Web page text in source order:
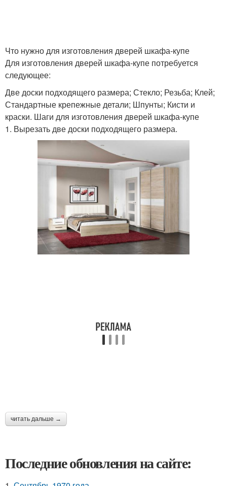
Что нужно для изготовления дверей шкафа-купе
Для изготовления дверей шкафа-купе потребуется
следующее:
Две доски подходящего размера; Стекло; Резьба; Клей;
Стандартные крепежные детали; Шпунты; Кисти и
краски. Шаги для изготовления дверей шкафа-купе
1. Вырезать две доски подходящего размера.
читать дальше →
Последние обновления на сайте: